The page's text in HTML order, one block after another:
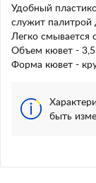
Удобный
служит палитрой
Легко смывается
Объем кювет -
Форма кювет -
быть